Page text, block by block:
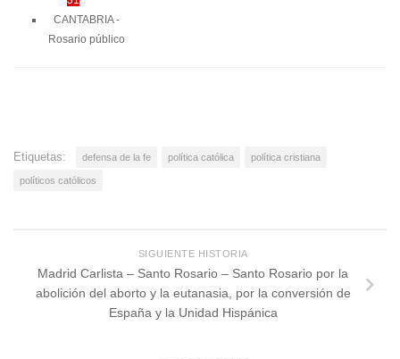
CANTABRIA -
Rosario público
Etiquetas: defensa de la fe política católica política cristiana
políticos católicos
SIGUIENTE HISTORIA
Madrid Carlista – Santo Rosario – Santo Rosario por la
abolición del aborto y la eutanasia, por la conversión de
España y la Unidad Hispánica